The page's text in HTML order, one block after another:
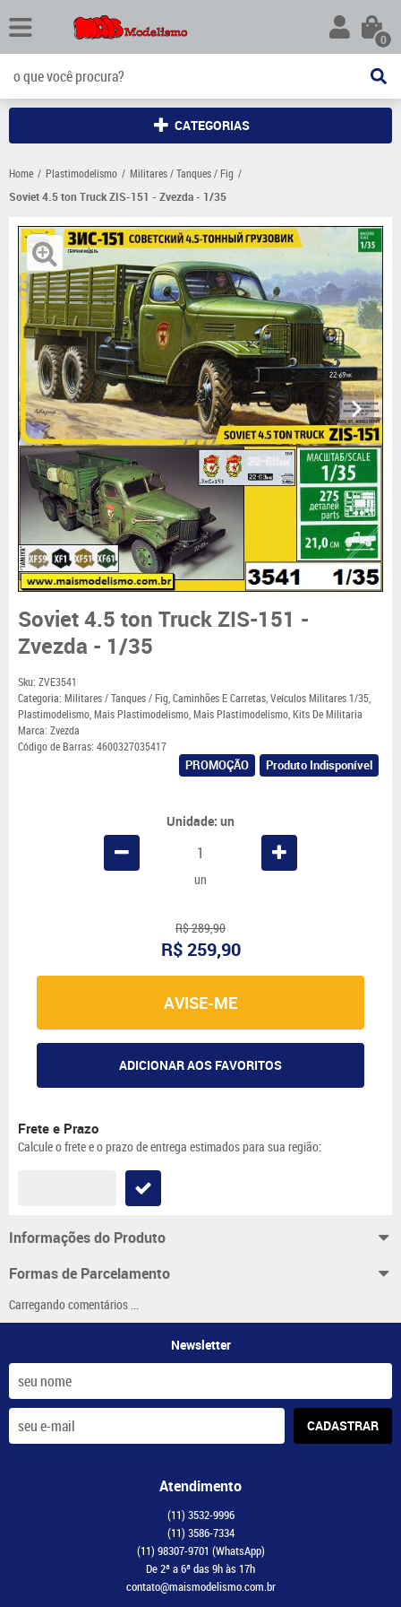
0
CATEGORIAS
Home Plastimodelismo
Militares / Tanques / Fig
Soviet 4.5 ton Truck ZIS-151 - Zvezda - 1/35
Soviet 4.5 ton Truck ZIS-151 -
Zvezda - 1/35
Sku: ZVE3541
Categoria: Militares / Tanques / Fig,Caminhões E Carretas,Veículos Militares 1/35,
Plastimodelismo,Mais Plastimodelismo,Mais Plastimodelismo,Kits De Militaria
Marca: Zvezda
Código de Barras: 4600327035417
PROMOÇÃO Produto Indisponível
Unidade: un
un
R$ 289,90
R$ 259,90
AVISE-ME
ADICIONAR AOS FAVORITOS
Frete e Prazo
Calcule o frete e o prazo de entrega estimados para sua região:
Informações do Produto
Formas de Parcelamento
Carregando comentários ...
Newsletter
CADASTRAR
Atendimento
(11) 3532-9996
(11) 3586-7334
(11) 98307-9701 (WhatsApp)
De 2ª a 6ª das 9h às 17h
contato@maismodelismo.com.br